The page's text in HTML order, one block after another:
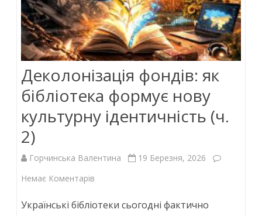
Деколонізація фондів: як
бібліотека формує нову
культурну ідентичність (ч.
2)
Горчинська Валентина
19 Березня, 2026
Немає Коментарів
Українські бібліотеки сьогодні фактично